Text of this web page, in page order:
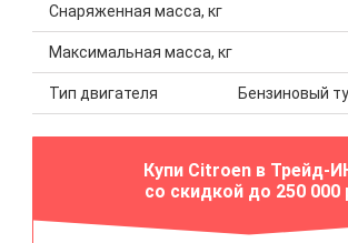
Снаряженная масса, кг
Максимальная масса, кг
Тип двигателя Бензиновый
Купи Citroen в Трейд-
со скидкой до 250 000